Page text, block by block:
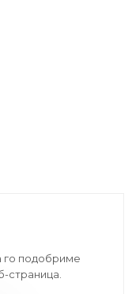
го подобриме
страница.